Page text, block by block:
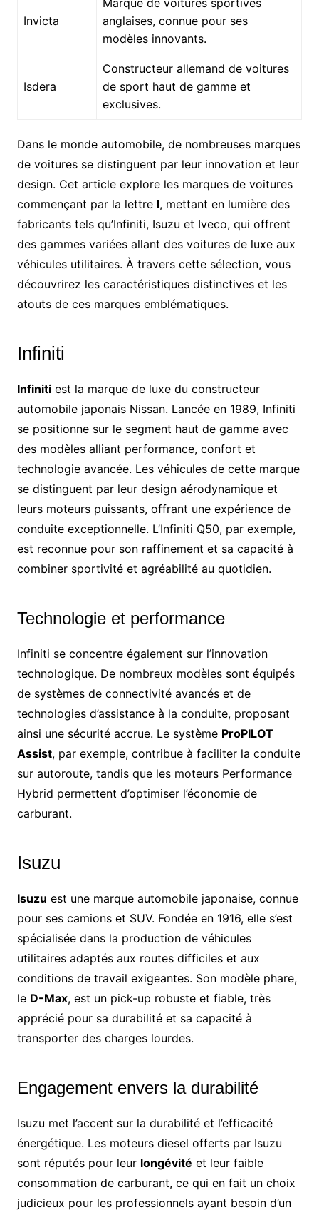
Invicta
Marque de voitures sportives
anglaises, connue pour ses
modèles innovants.
Isdera
Constructeur allemand de voitures
de sport haut de gamme et
exclusives.
Dans le monde automobile, de nombreuses marques
de voitures se distinguent par leur innovation et leur
design. Cet article explore les marques de voitures
commençant par la lettre I, mettant en lumière des
fabricants tels qu’Infiniti, Isuzu et Iveco, qui offrent
des gammes variées allant des voitures de luxe aux
véhicules utilitaires. À travers cette sélection, vous
découvrirez les caractéristiques distinctives et les
atouts de ces marques emblématiques.
Infiniti
Infinitiest la marque de luxe du constructeur
automobile japonais Nissan. Lancée en 1989, Infiniti
se positionne sur le segment haut de gamme avec
des modèles alliant performance, confort et
technologie avancée. Les véhicules de cette marque
se distinguent par leur design aérodynamique et
leurs moteurs puissants, offrant une expérience de
conduite exceptionnelle. L’Infiniti Q50, par exemple,
est reconnue pour son raffinement et sa capacité à
combiner sportivité et agréabilité au quotidien.
Technologie et performance
Infiniti se concentre également sur l’innovation
technologique. De nombreux modèles sont équipés
de systèmes de connectivité avancés et de
technologies d’assistance à la conduite, proposant
ainsi une sécurité accrue. Le système ProPILOT
Assist, par exemple, contribue à faciliter la conduite
sur autoroute, tandis que les moteurs Performance
Hybrid permettent d’optimiser l’économie de
carburant.
Isuzu
Isuzu est une marque automobile japonaise, connue
pour ses camions et SUV. Fondée en 1916, elle s’est
spécialisée dans la production de véhicules
utilitaires adaptés aux routes difficiles et aux
conditions de travail exigeantes. Son modèle phare,
le D-Max, est un pick-up robuste et fiable, très
apprécié pour sa durabilité et sa capacité à
transporter des charges lourdes.
Engagement envers la durabilité
Isuzu met l’accent sur la durabilité et l’efficacité
énergétique. Les moteurs diesel offerts par Isuzu
sont réputés pour leur longévité et leur faible
consommation de carburant, ce qui en fait un choix
judicieux pour les professionnels ayant besoin d’un